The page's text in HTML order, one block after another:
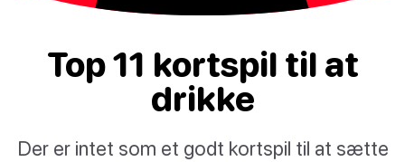
Top 11 kortspil til at
drikke
Der er intet som et godt kortspil til at sætte